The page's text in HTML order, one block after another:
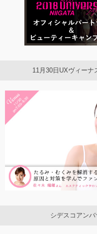
11月30日UXヴィーナ
シデスコアンバ